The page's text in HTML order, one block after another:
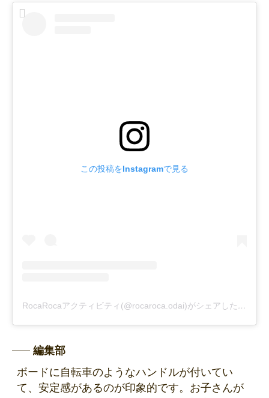
この投稿をInstagramで見る
RocaRocaアクティビティ(@rocaroca.odai)がシェアした投稿
編集部
ボードに自転車のようなハンドルが付いてい
て、安定感があるのが印象的です。お子さんが